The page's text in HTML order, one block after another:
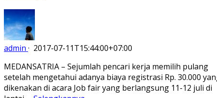
admin · 2017-07-11T15:44:00+07:00
MEDANSATRIA – Sejumlah pencari kerja memilih pulang
setelah mengetahui adanya biaya registrasi Rp. 30.000
dikenakan di acara Job fair yang berlangsung 11-12 juli di